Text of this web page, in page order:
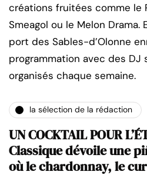
créations fruitées comme le
Smeagol ou le Melon Drama.
port des Sables-d’Olonne
programmation avec des
organisés chaque semaine.
la sélection de la rédaction
UN COCKTAIL POUR
Classique dévoile une
où le chardonnay, le